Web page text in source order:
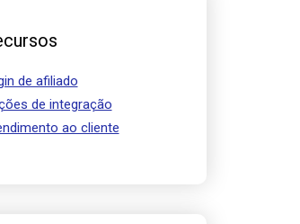
de afiliado
de integração
ao cliente